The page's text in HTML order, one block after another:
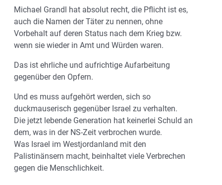
Michael Grandl hat absolut recht, die Pflicht ist es,
auch die Namen der Täter zu nennen, ohne
Vorbehalt auf deren Status nach dem Krieg bzw.
wenn sie wieder in Amt und Würden waren.
Das ist ehrliche und aufrichtige Aufarbeitung
gegenüber den Opfern.
Und es muss aufgehört werden, sich so
duckmauserisch gegenüber Israel zu verhalten.
Die jetzt lebende Generation hat keinerlei Schuld an
dem, was in der NS-Zeit verbrochen wurde.
Was Israel im Westjordanland mit den
Palistinänsern macht, beinhaltet viele Verbrechen
gegen die Menschlichkeit.